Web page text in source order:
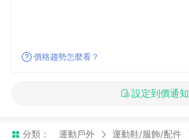
價格趨勢怎麼看？
設定到價通知
分類： 運動戶外 運動鞋/服飾/配件